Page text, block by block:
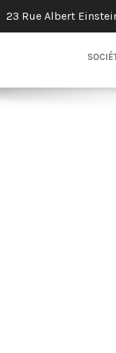
23 Rue Albert